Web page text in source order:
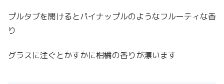
プルタブを開けるとパイナップルのようなフルーティな香
り
グラスに注ぐとかすかに柑橘の香りが漂います